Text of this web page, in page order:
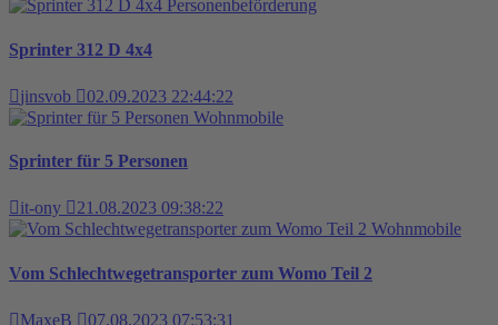
Personenbeförderung
Sprinter 312 D 4x4
jinsvob
02.09.2023 22:44:22
Wohnmobile
Sprinter für 5 Personen
it-ony
21.08.2023 09:38:22
Wohnmobile
Vom Schlechtwegetransporter zum Womo Teil 2
MaxeB
07.08.2023 07:53:31